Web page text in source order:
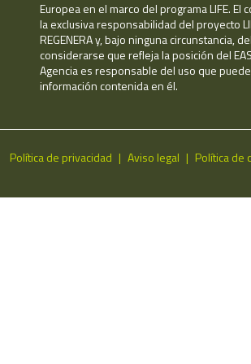
Europea en el marco del programa LIFE. El
la exclusiva responsabilidad del proyecto
REGENERA y, bajo ninguna circunstancia,
considerarse que refleja la posición del
Agencia es responsable del uso que
información contenida en él.
Política de privacidad Aviso legal Política de